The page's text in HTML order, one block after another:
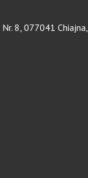
8, 077041 Chiajna,